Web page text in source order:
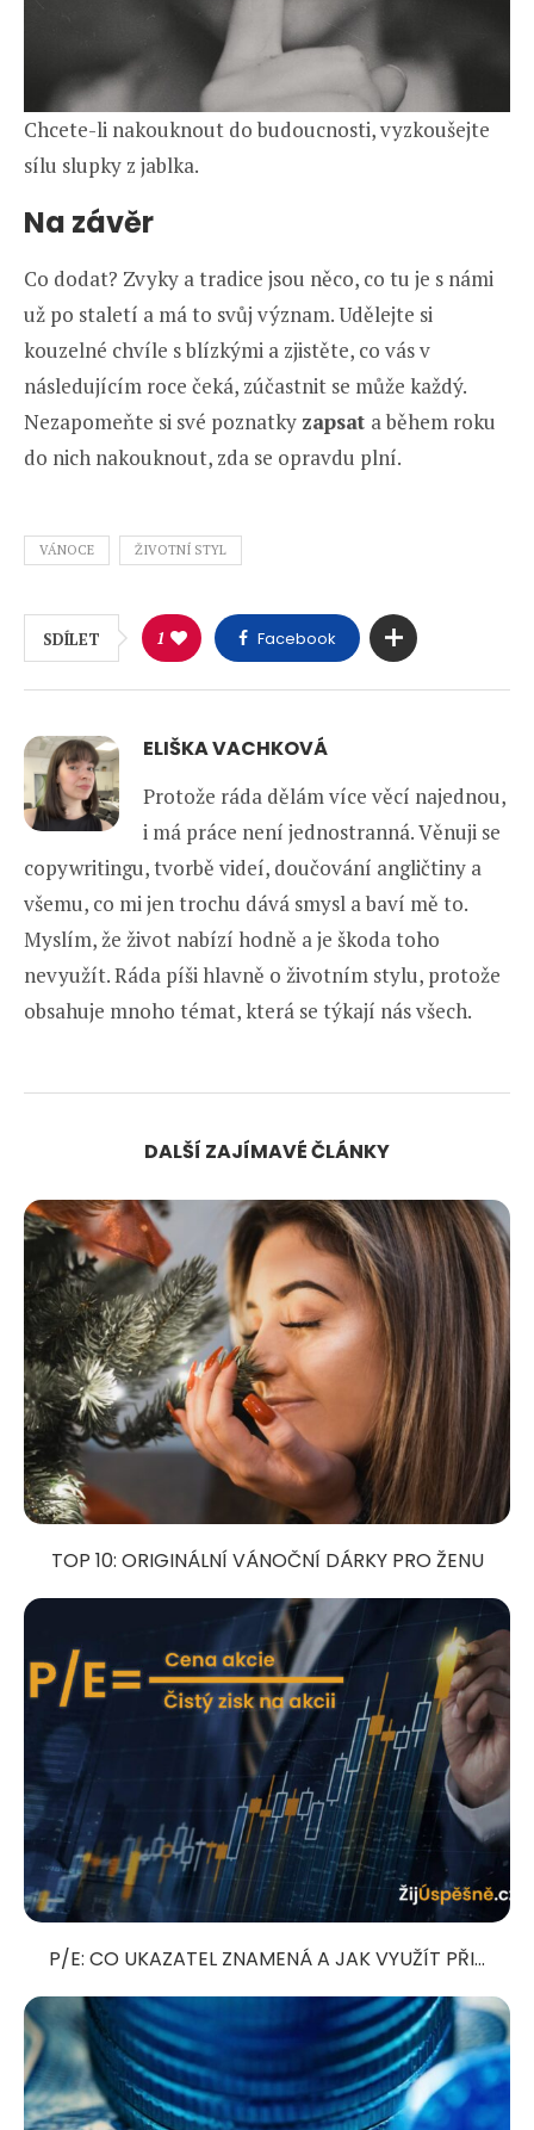
Chcete-li nakouknout do budoucnosti, vyzkoušejte
sílu slupky z jablka.
Na závěr
Co dodat? Zvyky a tradice jsou něco, co tu je s námi
už po staletí a má to svůj význam. Udělejte si
kouzelné chvíle s blízkými a zjistěte, co vás v
následujícím roce čeká, zúčastnit se může každý.
Nezapomeňte si své poznatky zapsat a během roku
do nich nakouknout, zda se opravdu plní.
VÁNOCE ŽIVOTNÍ STYL
SDÍLET 1 Facebook
ELIŠKA VACHKOVÁ
Protože ráda dělám více věcí najednou,
i má práce není jednostranná. Věnuji se
copywritingu, tvorbě videí, doučování angličtiny a
všemu, co mi jen trochu dává smysl a baví mě to.
Myslím, že život nabízí hodně a je škoda toho
nevyužít. Ráda píši hlavně o životním stylu, protože
obsahuje mnoho témat, která se týkají nás všech.
DALŠÍ ZAJÍMAVÉ ČLÁNKY
TOP 10: ORIGINÁLNÍ VÁNOČNÍ DÁRKY PRO ŽENU
P/E: CO UKAZATEL ZNAMENÁ A JAK VYUŽÍT PŘI...